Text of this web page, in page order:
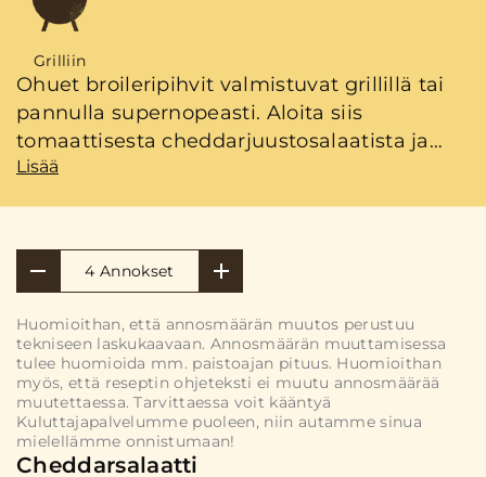
Grilliin
Ohuet broileripihvit valmistuvat grillillä tai
pannulla supernopeasti. Aloita siis
tomaattisesta cheddarjuustosalaatista ja
avokadokastikkeesta, jos haluat nauttia
Lisää
4 Annokset
Huomioithan, että annosmäärän muutos perustuu
tekniseen laskukaavaan. Annosmäärän muuttamisessa
tulee huomioida mm. paistoajan pituus. Huomioithan
myös, että reseptin ohjeteksti ei muutu annosmäärää
muutettaessa. Tarvittaessa voit kääntyä
Kuluttajapalvelumme puoleen, niin autamme sinua
mielellämme onnistumaan!
Cheddarsalaatti